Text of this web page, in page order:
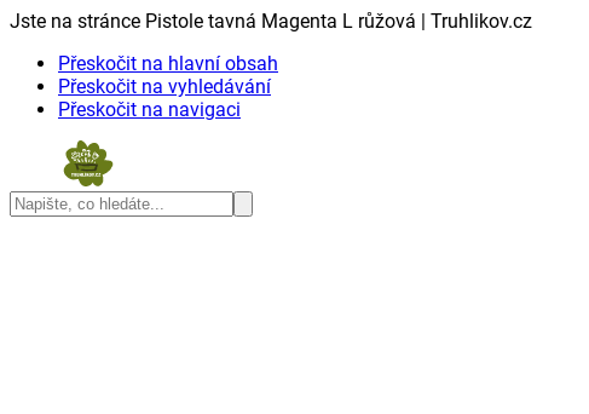
Jste na stránce Pistole tavná Magenta L růžová | Truhlikov.cz
Přeskočit na hlavní obsah
Přeskočit na vyhledávání
Přeskočit na navigaci